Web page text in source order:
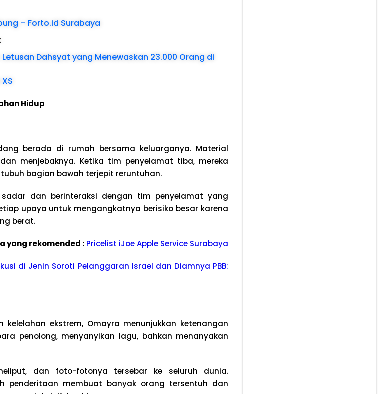
– Forto.id Surabaya
:
Letusan Dahsyat yang Menewaskan 23.000 Orang di
Hidup
berada di rumah bersama keluarganya. Material
menjebaknya. Ketika tim penyelamat tiba, mereka
bagian bawah terjepit reruntuhan.
dan berinteraksi dengan tim penyelamat yang
upaya untuk mengangkatnya berisiko besar karena
berat.
yang rekomended : Pricelist iJoe Apple Service Surabaya
di Jenin Soroti Pelanggaran Israel dan Diamnya PBB:
ekstrem, Omayra menunjukkan ketenangan
penolong, menyanyikan lagu, bahkan menanyakan
dan foto-fotonya tersebar ke seluruh dunia.
penderitaan membuat banyak orang tersentuh dan